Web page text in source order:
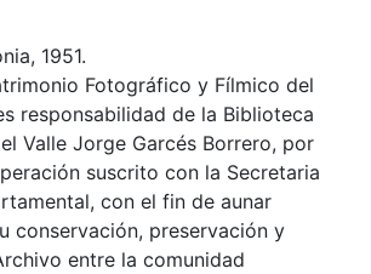
1951.
Fotográfico y Fílmico del
responsabilidad de la Biblioteca
Valle Jorge Garcés Borrero, por
suscrito con la Secretaria
con el fin de aunar
conservación, preservación y
entre la comunidad